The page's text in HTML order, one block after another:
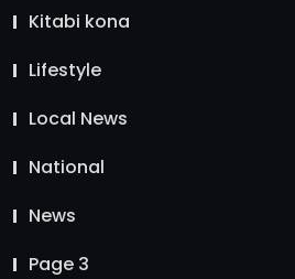
Kitabi kona
Lifestyle
Local News
National
News
Page 3